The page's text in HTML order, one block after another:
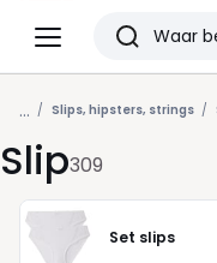
Menu
Redoute
Zoeken
Laatst
bekeken
artikelen
... Slips, hipsters, strings
Slip309
Set slips